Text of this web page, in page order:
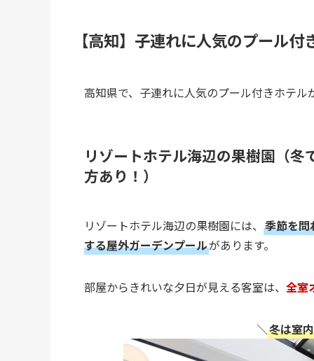
【高知】子連れに人気のプール付
高知県で、子連れに人気のプール付きホテル
リゾートホテル海辺の果樹園（
方あり！）
リゾートホテル海辺の果樹園には、 季節を問
する屋外ガーデンプールがあります。
部屋からきれいな夕日が見える客室は、 全室
＼冬は室